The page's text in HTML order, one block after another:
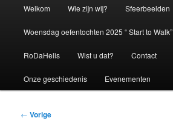
Welkom Wie zijn wij? Sfeerbeelden
Woensdag oefentochten 2025 “ Start to Walk”
RoDaHelis Wist u dat? Contact
Onze geschiedenis Evenementen
Bericht
← Vorige